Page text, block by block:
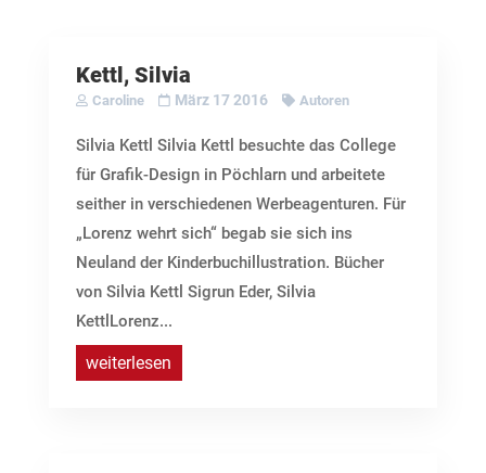
Kettl, Silvia
Caroline März 17 2016 Autoren
Silvia Kettl Silvia Kettl besuchte das College
für Grafik-Design in Pöchlarn und arbeitete
seither in verschiedenen Werbeagenturen. Für
„Lorenz wehrt sich“ begab sie sich ins
Neuland der Kinderbuchillustration. Bücher
von Silvia Kettl Sigrun Eder, Silvia
KettlLorenz...
weiterlesen